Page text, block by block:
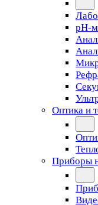
pH-
Оптика и
Приборы